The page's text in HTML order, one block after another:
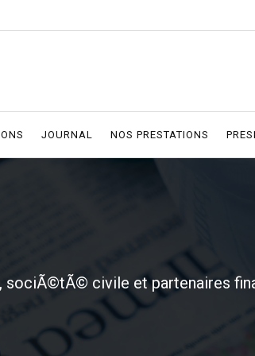
JOURNAL NOS PRESTATIONS
sociÃ©tÃ© civile et partenaires